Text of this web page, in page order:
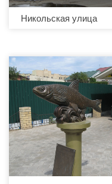
Никольская улица